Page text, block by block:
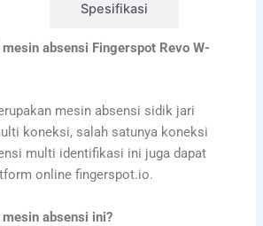
Spesifikasi
absensi Fingerspot Revo W-
mesin absensi sidik jari
koneksi, salah satunya koneksi
multi identifikasi ini juga dapat
online fingerspot.io.
absensi ini?